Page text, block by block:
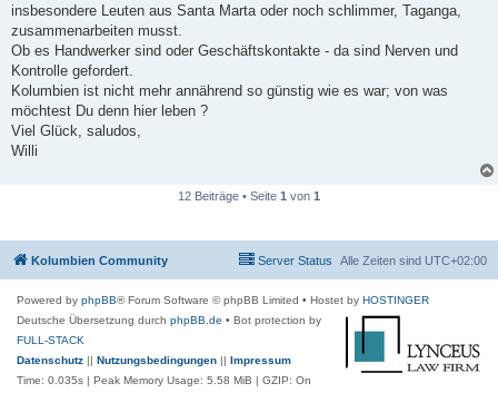
insbesondere Leuten aus Santa Marta oder noch schlimmer, Taganga,
zusammenarbeiten musst.
Ob es Handwerker sind oder Geschäftskontakte - da sind Nerven und
Kontrolle gefordert.
Kolumbien ist nicht mehr annährend so günstig wie es war; von was
möchtest Du denn hier leben ?
Viel Glück, saludos,
Willi
12 Beiträge • Seite 1 von 1
Kolumbien Community Alle Zeiten sind UTC+02:00
Server Status
Powered by phpBB® Forum Software © phpBB Limited • Hostet by HOSTINGER
Deutsche Übersetzung durch phpBB.de • Bot protection by
FULL-STACK
Datenschutz || Nutzungsbedingungen || Impressum
Time: 0.035s | Peak Memory Usage: 5.58 MiB | GZIP: On